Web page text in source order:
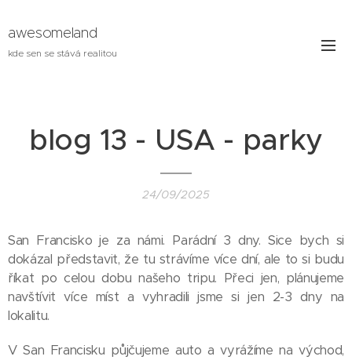
awesomeland
kde sen se stává realitou
blog 13 - USA - parky
24/09/2025
San Francisko je za námi. Parádní 3 dny. Sice bych si
dokázal představit, že tu strávíme více dní, ale to si budu
říkat po celou dobu našeho tripu. Přeci jen, plánujeme
navštívit více míst a vyhradili jsme si jen 2-3 dny na
lokalitu.
V San Francisku půjčujeme auto a vyrážíme na východ,